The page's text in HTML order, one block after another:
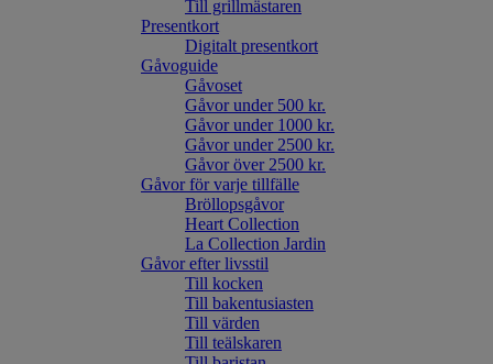
Till grillmästaren
Presentkort
Digitalt presentkort
Gåvoguide
Gåvoset
Gåvor under 500 kr.
Gåvor under 1000 kr.
Gåvor under 2500 kr.
Gåvor över 2500 kr.
Gåvor för varje tillfälle
Bröllopsgåvor
Heart Collection
La Collection Jardin
Gåvor efter livsstil
Till kocken
Till bakentusiasten
Till värden
Till teälskaren